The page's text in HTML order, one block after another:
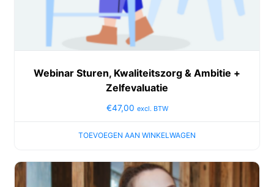
Webinar Sturen, Kwaliteitszorg & Ambitie +
Zelfevaluatie
€47,00 excl. BTW
TOEVOEGEN AAN WINKELWAGEN